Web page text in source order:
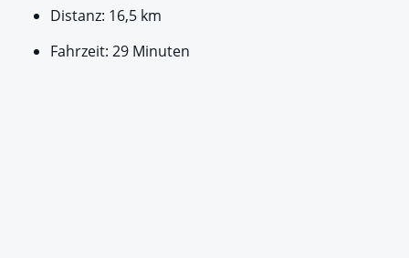
Distanz: 16,5 km
Fahrzeit: 29 Minuten